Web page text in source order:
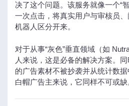
决了这个问题。该服务就像一个“
一次点击，将真实用户与审核员
机器人区分开来。
对于从事“灰色”垂直领域（如
人来说，这是必备的解决方案。
的广告素材不被抄袭并从统计数
白帽广告主来说，它同样不可或缺